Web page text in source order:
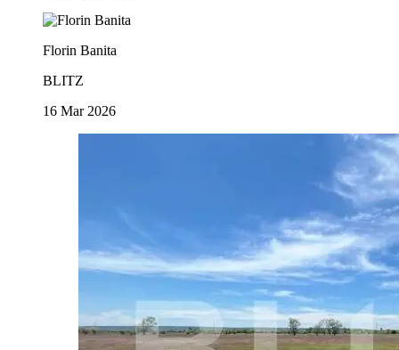
Florin Banita
BLITZ
16 Mar 2026